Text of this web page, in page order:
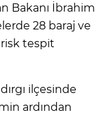
Bakanı İbrahim
28 baraj ve
tespit
ilçesinde
ardından